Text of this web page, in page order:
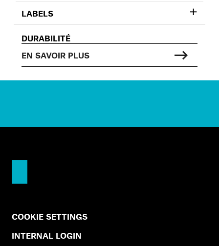
LABELS
DURABILITÉ
EN SAVOIR PLUS
COOKIE SETTINGS
INTERNAL LOGIN